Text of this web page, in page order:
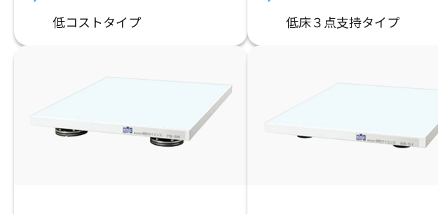
低コストタイプ 低床３点支持タイプ